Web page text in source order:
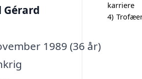
Gérard
1989 (36 år)
karriere
4)